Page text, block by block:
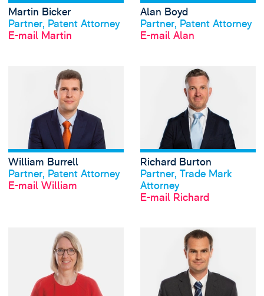
Martin Bicker
Partner, Patent Attorney
E-mail Martin
Alan Boyd
Partner, Patent Attorney
E-mail Alan
Profil anschauen
William Burrell
Partner, Patent Attorney
E-mail William
View William
Profil anschauen
Richard Burton
Partner, Trade Mark
Attorney
E-mail Richard
View Zöe